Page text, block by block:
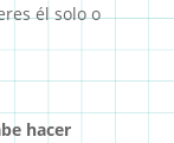
él solo o
hacer